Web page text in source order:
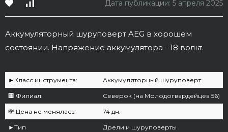
Дата публикации: 5 апреля 2025
Аккумуляторный шуруповерт AEG в хорошем
состоянии. Напряжение аккумулятора - 18 вольт.
►Класс инструмента: Аккумуляторный шуруповерт
🏢 Филиал: Северок (на Молодогвардейцев 56)
💸 Цена не менялась: 74 дн.
►Тип
Дрели и шуруповерты